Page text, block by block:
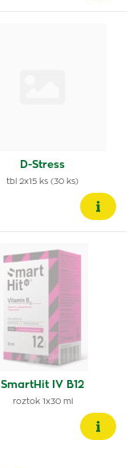
D-Stress
tbl 2x15 ks (30 ks)
SmartHit IV B12
roztok 1x30 ml